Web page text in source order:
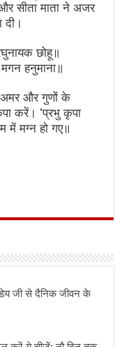
सीता माता ने अजर
छोहू॥
हनुमाना॥
अमर और गुणों के
करें। ‘प्रभु कृपा
में मग्न हो गए॥
जी से दैनिक जीवन के